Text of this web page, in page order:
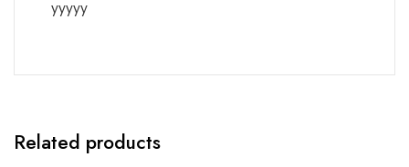
yyyyy
Related products